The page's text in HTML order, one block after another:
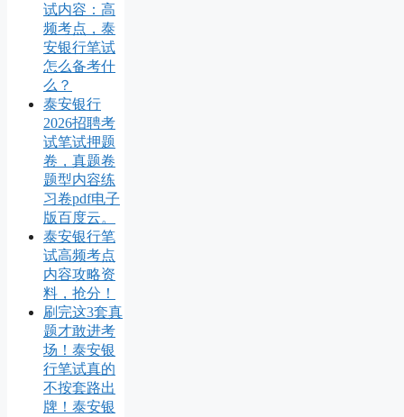
试内容：高
频考点，泰
安银行笔试
怎么备考什
么？
泰安银行
2026招聘考
试笔试押题
卷，真题卷
题型内容练
习卷pdf电子
版百度云。
泰安银行笔
试高频考点
内容攻略资
料，抢分！
刷完这3套真
题才敢进考
场！泰安银
行笔试真的
不按套路出
牌！泰安银